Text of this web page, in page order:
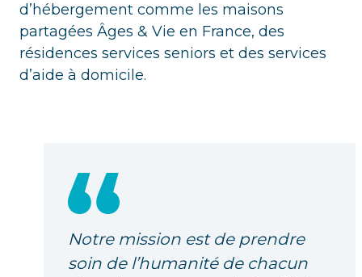
d’hébergement comme les maisons
partagées Âges & Vie en France, des
résidences services seniors et des services
d’aide à domicile.
Notre mission est de prendre
soin de l’humanité de chacun